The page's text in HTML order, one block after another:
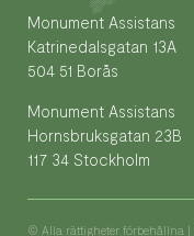
Monument Assistans
Katrinedalsgatan 13A
504 51 Borås
Monument Assistans
Hornsbruksgatan 23B
117 34 Stockholm
© Alla rättigheter förbehållna |